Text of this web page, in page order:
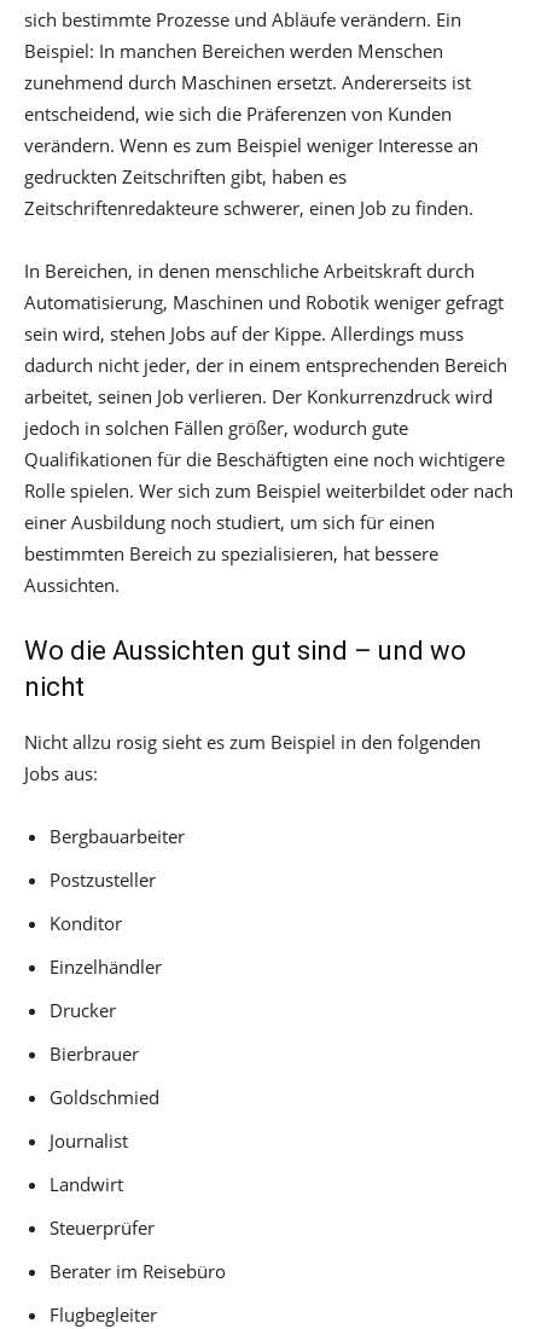
sich bestimmte Prozesse und Abläufe verändern. Ein
Beispiel: In manchen Bereichen werden Menschen
zunehmend durch Maschinen ersetzt. Andererseits ist
entscheidend, wie sich die Präferenzen von Kunden
verändern. Wenn es zum Beispiel weniger Interesse an
gedruckten Zeitschriften gibt, haben es
Zeitschriftenredakteure schwerer, einen Job zu finden.
In Bereichen, in denen menschliche Arbeitskraft durch
Automatisierung, Maschinen und Robotik weniger gefragt
sein wird, stehen Jobs auf der Kippe. Allerdings muss
dadurch nicht jeder, der in einem entsprechenden Bereich
arbeitet, seinen Job verlieren. Der Konkurrenzdruck wird
jedoch in solchen Fällen größer, wodurch gute
Qualifikationen für die Beschäftigten eine noch wichtigere
Rolle spielen. Wer sich zum Beispiel weiterbildet oder nach
einer Ausbildung noch studiert, um sich für einen
bestimmten Bereich zu spezialisieren, hat bessere
Aussichten.
Wo die Aussichten gut sind – und wo
nicht
Nicht allzu rosig sieht es zum Beispiel in den folgenden
Jobs aus:
Bergbauarbeiter
Postzusteller
Konditor
Einzelhändler
Drucker
Bierbrauer
Goldschmied
Journalist
Landwirt
Steuerprüfer
Berater im Reisebüro
Flugbegleiter